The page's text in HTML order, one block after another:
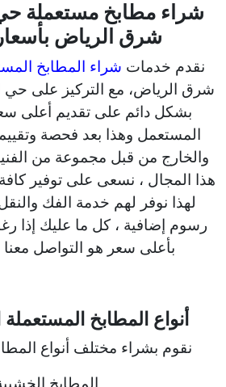
شراء مطابخ مستعملة
شرق الرياض
نقدم خدمات شراء المطابخ
شرق الرياض، مع التركيز على
بشكل دائم على تقديم أعلى
المستعمل وهذا بعد فحصة
والخارج من قبل مجموعة من
هذا المجال ، نسعى على توفير كافة
لهذا نوفر لهم خدمة الفك
رسوم إضافية ، كل ما عليك إذا
بأعلى سعر هو التواصل
أنواع المطابخ
نقوم بشراء مختلف أنواع